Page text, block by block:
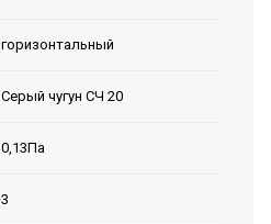
горизонтальный
Серый чугун СЧ 20
0,13Па
3